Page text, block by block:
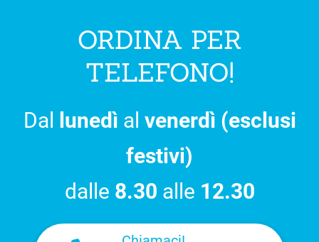
ORDINA PER
TELEFONO!
Dal lunedì al venerdì (esclusi
festivi)
dalle 8.30 alle 12.30